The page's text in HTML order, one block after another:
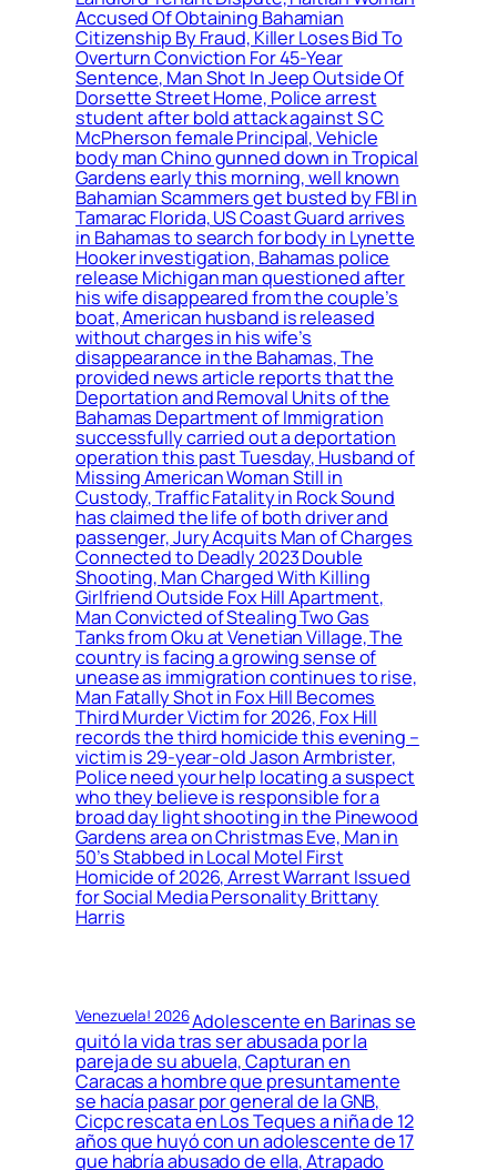
Accused Of Obtaining Bahamian
Citizenship By Fraud, Killer Loses Bid To
Overturn Conviction For 45-Year
Sentence, Man Shot In Jeep Outside Of
Dorsette Street Home, Police arrest
student after bold attack against S C
McPherson female Principal, Vehicle
body man Chino gunned down in Tropical
Gardens early this morning, well known
Bahamian Scammers get busted by FBI in
Tamarac Florida, US Coast Guard arrives
in Bahamas to search for body in Lynette
Hooker investigation, Bahamas police
release Michigan man questioned after
his wife disappeared from the couple’s
boat, American husband is released
without charges in his wife’s
disappearance in the Bahamas, The
provided news article reports that the
Deportation and Removal Units of the
Bahamas Department of Immigration
successfully carried out a deportation
operation this past Tuesday, Husband of
Missing American Woman Still in
Custody, Traffic Fatality in Rock Sound
has claimed the life of both driver and
passenger, Jury Acquits Man of Charges
Connected to Deadly 2023 Double
Shooting, Man Charged With Killing
Girlfriend Outside Fox Hill Apartment,
Man Convicted of Stealing Two Gas
Tanks from Oku at Venetian Village, The
country is facing a growing sense of
unease as immigration continues to rise,
Man Fatally Shot in Fox Hill Becomes
Third Murder Victim for 2026, Fox Hill
records the third homicide this evening –
victim is 29-year-old Jason Armbrister,
Police need your help locating a suspect
who they believe is responsible for a
broad day light shooting in the Pinewood
Gardens area on Christmas Eve, Man in
50’s Stabbed in Local Motel First
Homicide of 2026, Arrest Warrant Issued
for Social Media Personality Brittany
Harris
Venezuela! 2026Adolescente en Barinas se
quitó la vida tras ser abusada por la
pareja de su abuela, Capturan en
Caracas a hombre que presuntamente
se hacía pasar por general de la GNB,
Cicpc rescata en Los Teques a niña de 12
años que huyó con un adolescente de 17
que habría abusado de ella, Atrapado